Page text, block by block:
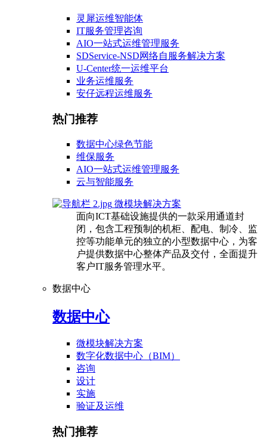
灵犀运维智能体
IT服务管理咨询
AIO一站式运维管理服务
SDService-NSD网络自服务解决方案
U-Center统一运维平台
业务运维服务
安仔远程运维服务
热门推荐
数据中心绿色节能
维保服务
AIO一站式运维管理服务
云与智能服务
微模块解决方案
面向ICT基础设施提供的一款采用通道封
闭，包含工程预制的机柜、配电、制冷、监
控等功能单元的独立的小型数据中心，为客
户提供数据中心整体产品及交付，全面提升
客户IT服务管理水平。
数据中心
数据中心
微模块解决方案
数字化数据中心（BIM）
咨询
设计
实施
验证及运维
热门推荐